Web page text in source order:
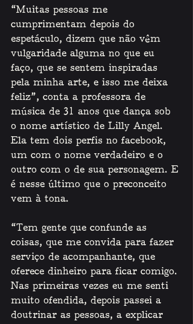
“Muitas pessoas me
cumprimentam depois do
espetáculo, dizem que não vêm
vulgaridade alguma no que eu
faço, que se sentem inspiradas
pela minha arte, e isso me deixa
feliz”, conta a professora de
música de 31 anos que dança sob
o nome artístico de Lilly Angel.
Ela tem dois perfis no facebook,
um com o nome verdadeiro e o
outro com o de sua personagem. E
é nesse último que o preconceito
vem à tona.
“Tem gente que confunde as
coisas, que me convida para fazer
serviço de acompanhante, que
oferece dinheiro para ficar comigo.
Nas primeiras vezes eu me senti
muito ofendida, depois passei a
doutrinar as pessoas, a explicar